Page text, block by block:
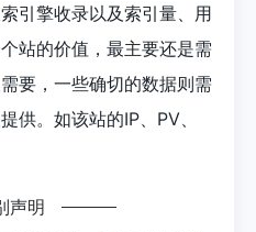
引擎收录以及索引量、用
站的价值，最主要还是需
要，一些确切的数据则需
供。如该站的IP、PV、
声明